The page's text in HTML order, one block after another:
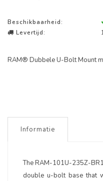
Beschikbaarheid:
Levertijd:
RAM® Dubbele U-Bolt Mount
Informatie
The RAM-101U-235Z-
double u-bolt base that